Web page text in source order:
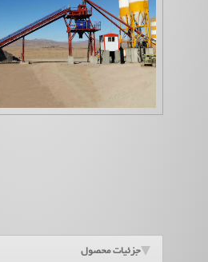
جزئیات محصول